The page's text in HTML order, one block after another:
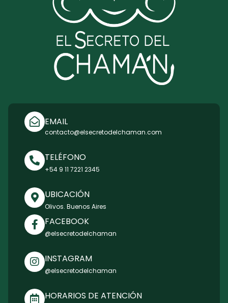
EMAIL
TELÉFONO
+54 9 11 7221 2345
UBICACIÓN
Olivos. Buenos Aires
@elsecretodelchaman
INSTAGRAM
@elsecretodelchaman
HORARIOS DE ATENCIÓN
Lun a Vie de 10:00 hs a 18:00 hs